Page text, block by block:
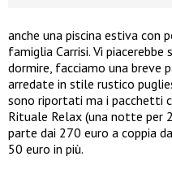
anche una piscina estiva con
famiglia Carrisi. Vi piacerebbe
dormire, facciamo una breve
arredate in stile rustico
sono riportati ma i pacchetti
Rituale Relax (una notte per
parte dai 270 euro a coppia
50 euro in più.